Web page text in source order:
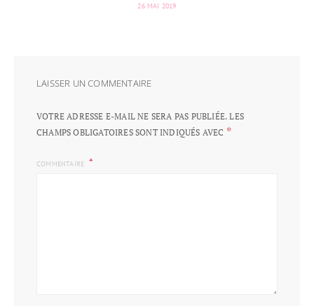
26 MAI 2019
LAISSER UN COMMENTAIRE
VOTRE ADRESSE E-MAIL NE SERA PAS PUBLIÉE. LES
CHAMPS OBLIGATOIRES SONT INDIQUÉS AVEC *
COMMENTAIRE